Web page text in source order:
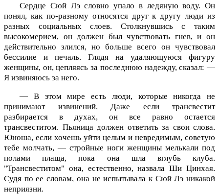
Сердце Сюй Лэ словно упало в ледяную воду. Он
понял, как по-разному относятся друг к другу люди из
разных социальных слоев. Столкнувшись с таким
высокомерием, он должен был чувствовать гнев, и он
действительно злился, но больше всего он чувствовал
бессилие и печаль. Глядя на удаляющуюся фигуру
женщины, он, цепляясь за последнюю надежду, сказал: —
Я извиняюсь за него.
— В этом мире есть люди, которые никогда не
принимают извинений. Даже если трансвестит
разбирается в духах, он все равно остается
трансвеститом. Пьяница должен ответить за свои слова.
Юноша, если хочешь уйти целым и невредимым, советую
тебе молчать, — стройные ноги женщины мелькали под
полами плаща, пока она шла вглубь клуба.
"Трансвеститом" она, естественно, назвала Ши Цинхая.
Судя по ее словам, она не испытывала к Сюй Лэ никакой
неприязни.